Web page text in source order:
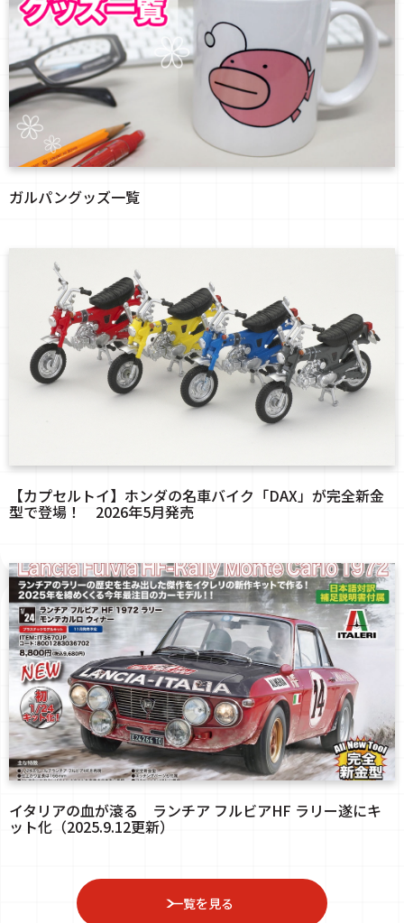
ガルパングッズ一覧
【カプセルトイ】ホンダの名車バイク「DAX」が完全新金
型で登場！ 2026年5月発売
イタリアの血が滾る ランチア フルビアHF ラリー遂にキ
ット化（2025.9.12更新）
一覧を見る